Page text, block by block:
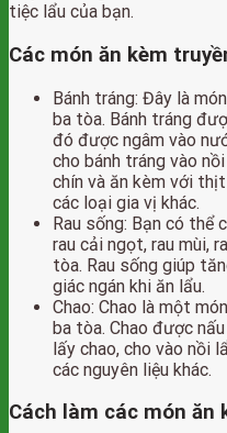
tiệc lẩu của bạn.
Các món ăn kèm
Bánh tráng: Đây là
ba tòa. Bánh tráng
đó được ngâm vào
cho bánh tráng vào
chín và ăn kèm với
các loại gia vị khác.
Rau sống: Bạn có thể
rau cải ngọt, rau mùi,
tòa. Rau sống giúp
giác ngán khi ăn lẩu.
Chao: Chao là một
ba tòa. Chao được
lấy chao, cho vào nồi
các nguyên liệu khác.
Cách làm các món ăn